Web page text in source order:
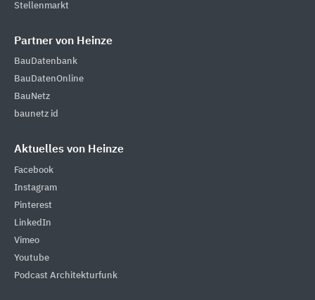
Stellenmarkt
Partner von Heinze
BauDatenbank
BauDatenOnline
BauNetz
baunetz id
Aktuelles von Heinze
Facebook
Instagram
Pinterest
LinkedIn
Vimeo
Youtube
Podcast Architekturfunk